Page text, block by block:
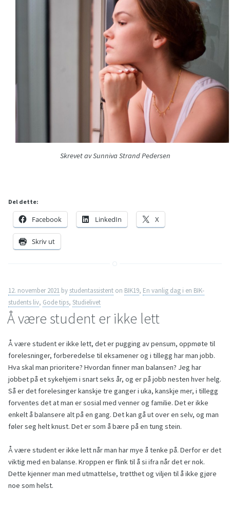
Skrevet av Sunniva Strand Pedersen
Del dette:
Facebook LinkedIn X
Skriv ut
12. november 2021 by studentassistent on BIK19, En vanlig dag i en BIK-
students liv, Gode tips, Studielivet
Å være student er ikke lett
Å være student er ikke lett, det er pugging av pensum, oppmøte til
forelesninger, forberedelse til eksamener og i tillegg har man jobb.
Hva skal man prioritere? Hvordan finner man balansen? Jeg har
jobbet på et sykehjem i snart seks år, og er på jobb nesten hver helg.
Så er det forelesinger kanskje tre ganger i uka, kanskje mer, i tillegg
forventes det at man er sosial med venner og familie. Det er ikke
enkelt å balansere alt på en gang. Det kan gå ut over en selv, og man
føler seg helt knust. Det er som å bære på en tung stein.
Å være student er ikke lett når man har mye å tenke på. Derfor er det
viktig med en balanse. Kroppen er flink til å si ifra når det er nok.
Dette kjenner man med utmattelse, trøtthet og viljen til å ikke gjøre
noe som helst.